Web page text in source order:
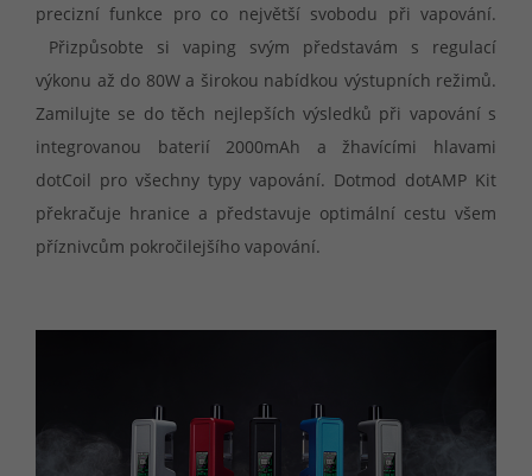
precizní funkce pro co největší svobodu při vapování.
Přizpůsobte si vaping svým představám s regulací
výkonu až do 80W a širokou nabídkou výstupních režimů.
Zamilujte se do těch nejlepších výsledků při vapování s
integrovanou baterií 2000mAh a žhavícími hlavami
dotCoil pro všechny typy vapování. Dotmod dotAMP Kit
překračuje hranice a představuje optimální cestu všem
příznivcům pokročilejšího vapování.